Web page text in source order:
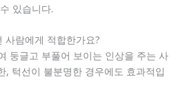
있습니다.
사람에게 적합한가요?
둥글고 부풀어 보이는 인상을 주는 사
, 턱선이 불분명한 경우에도 효과적입